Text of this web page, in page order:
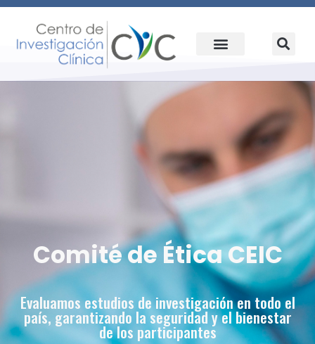
Comité de Ética CEIC​
Evaluamos estudios de investigación en todo el
país, garantizando la seguridad y el bienestar
de los participantes